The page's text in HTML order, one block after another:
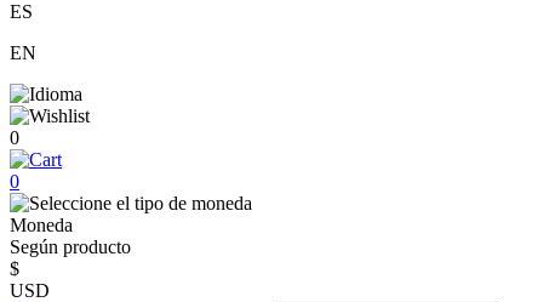
ES
EN
0
0
Moneda
Según producto
$
USD